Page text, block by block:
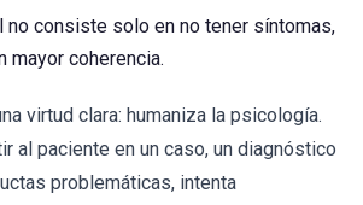
no consiste solo en no tener síntomas,
mayor coherencia.
virtud clara: humaniza la psicología.
al paciente en un caso, un diagnóstico
problemáticas, intenta